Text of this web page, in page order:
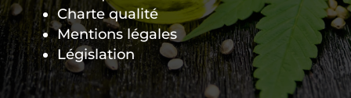
Charte qualité
Mentions légales
Législation